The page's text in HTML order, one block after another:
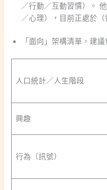
／行動／互動習慣）。
／心理），目前正處於
「面向」架構清單，建
人口統計／人生階段
興趣
行為（訊號）